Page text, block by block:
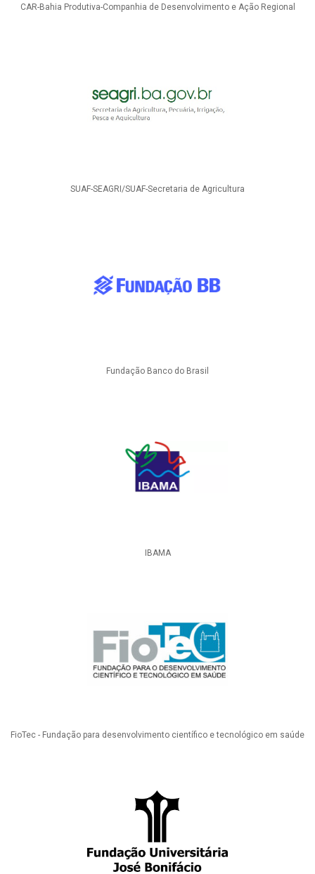
CAR-Bahia Produtiva-Companhia de Desenvolvimento e Ação Regional
SUAF-SEAGRI/SUAF-Secretaria de Agricultura
Fundação Banco do Brasil
IBAMA
FioTec - Fundação para desenvolvimento científico e tecnológico em saúde